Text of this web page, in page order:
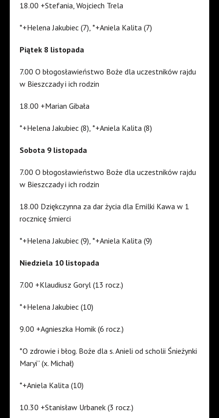
18.00 +Stefania, Wojciech Trela
*+Helena Jakubiec (7), *+Aniela Kalita (7)
Piątek 8 listopada
7.00 O błogosławieństwo Boże dla uczestników rajdu
w Bieszczady i ich rodzin
18.00 +Marian Gibała
*+Helena Jakubiec (8), *+Aniela Kalita (8)
Sobota 9 listopada
7.00 O błogosławieństwo Boże dla uczestników rajdu
w Bieszczady i ich rodzin
18.00 Dziękczynna za dar życia dla Emilki Kawa w 1
rocznicę śmierci
*+Helena Jakubiec (9), *+Aniela Kalita (9)
Niedziela 10 listopada
7.00 +Klaudiusz Goryl (13 rocz.)
*+Helena Jakubiec (10)
9.00 +Agnieszka Homik (6 rocz.)
*O zdrowie i błog. Boże dla s. Anieli od scholii Śnieżynki
Maryi” (x. Michał)
*+Aniela Kalita (10)
10.30 +Stanisław Urbanek (3 rocz.)